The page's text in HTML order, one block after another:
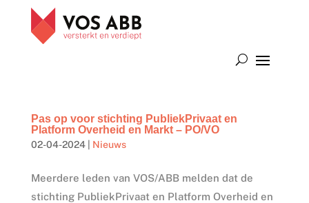
Pas op voor stichting PubliekPrivaat en
Platform Overheid en Markt – PO/VO
02-04-2024| Nieuws
Meerdere leden van VOS/ABB melden dat de
stichting PubliekPrivaat en Platform Overheid en